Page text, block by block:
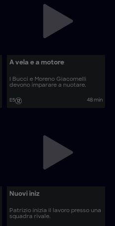
A vela e a motore
I Bucci e Moreno Giacomelli
devono imparare a nuotare.
E5 48 min
Nuovi iniz
Patrizio inizia il lavoro presso una
squadra rivale.